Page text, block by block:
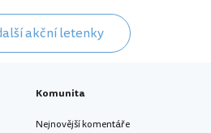
akční letenky
Komunita
Nejnovější komentáře